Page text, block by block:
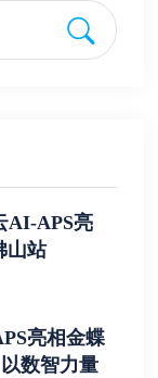
AI-APS亮
山站
亮相金蝶
数智力量